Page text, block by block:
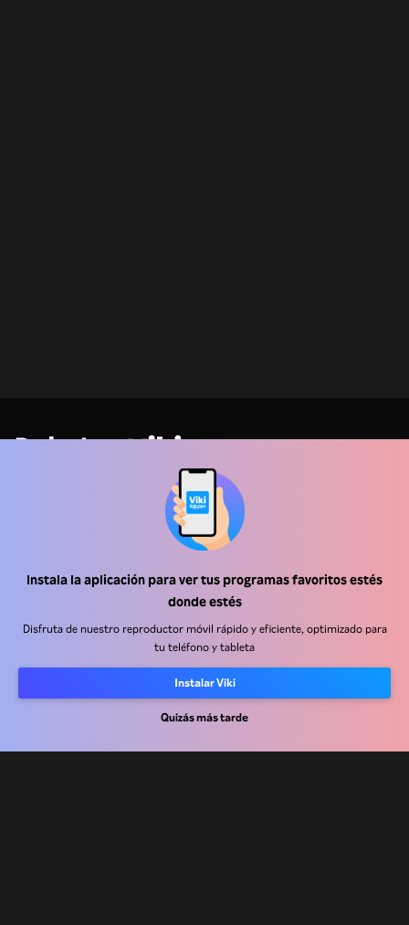
Instala la aplicación para ver tus programas favoritos estés
donde estés
Disfruta de nuestro reproductor móvil rápido y eficiente, optimizado para
tu teléfono y tableta
Instalar Viki
Quizás más tarde
Centro de ayuda
Centro de prensa
Términos de Uso